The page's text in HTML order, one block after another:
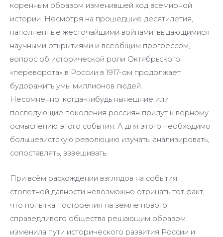
коренным образом изменившей ход всемирной
истории. Несмотря на прошедшие десятилетия,
наполненные жесточайшими войнами, выдающимися
научными открытиями и всеобщим прогрессом,
вопрос об исторической роли Октябрьского
«переворота» в России в 1917-ом продолжает
будоражить умы миллионов людей.
Несомненно, когда-нибудь нынешние или
последующие поколения россиян придут к верному
осмыслению этого события. А для этого необходимо
большевистскую революцию изучать, анализировать,
сопоставлять, взвешивать.
При всём расхождении взглядов на события
столетней давности невозможно отрицать тот факт,
что попытка построения на земле нового
справедливого общества решающим образом
изменила пути исторического развития России и